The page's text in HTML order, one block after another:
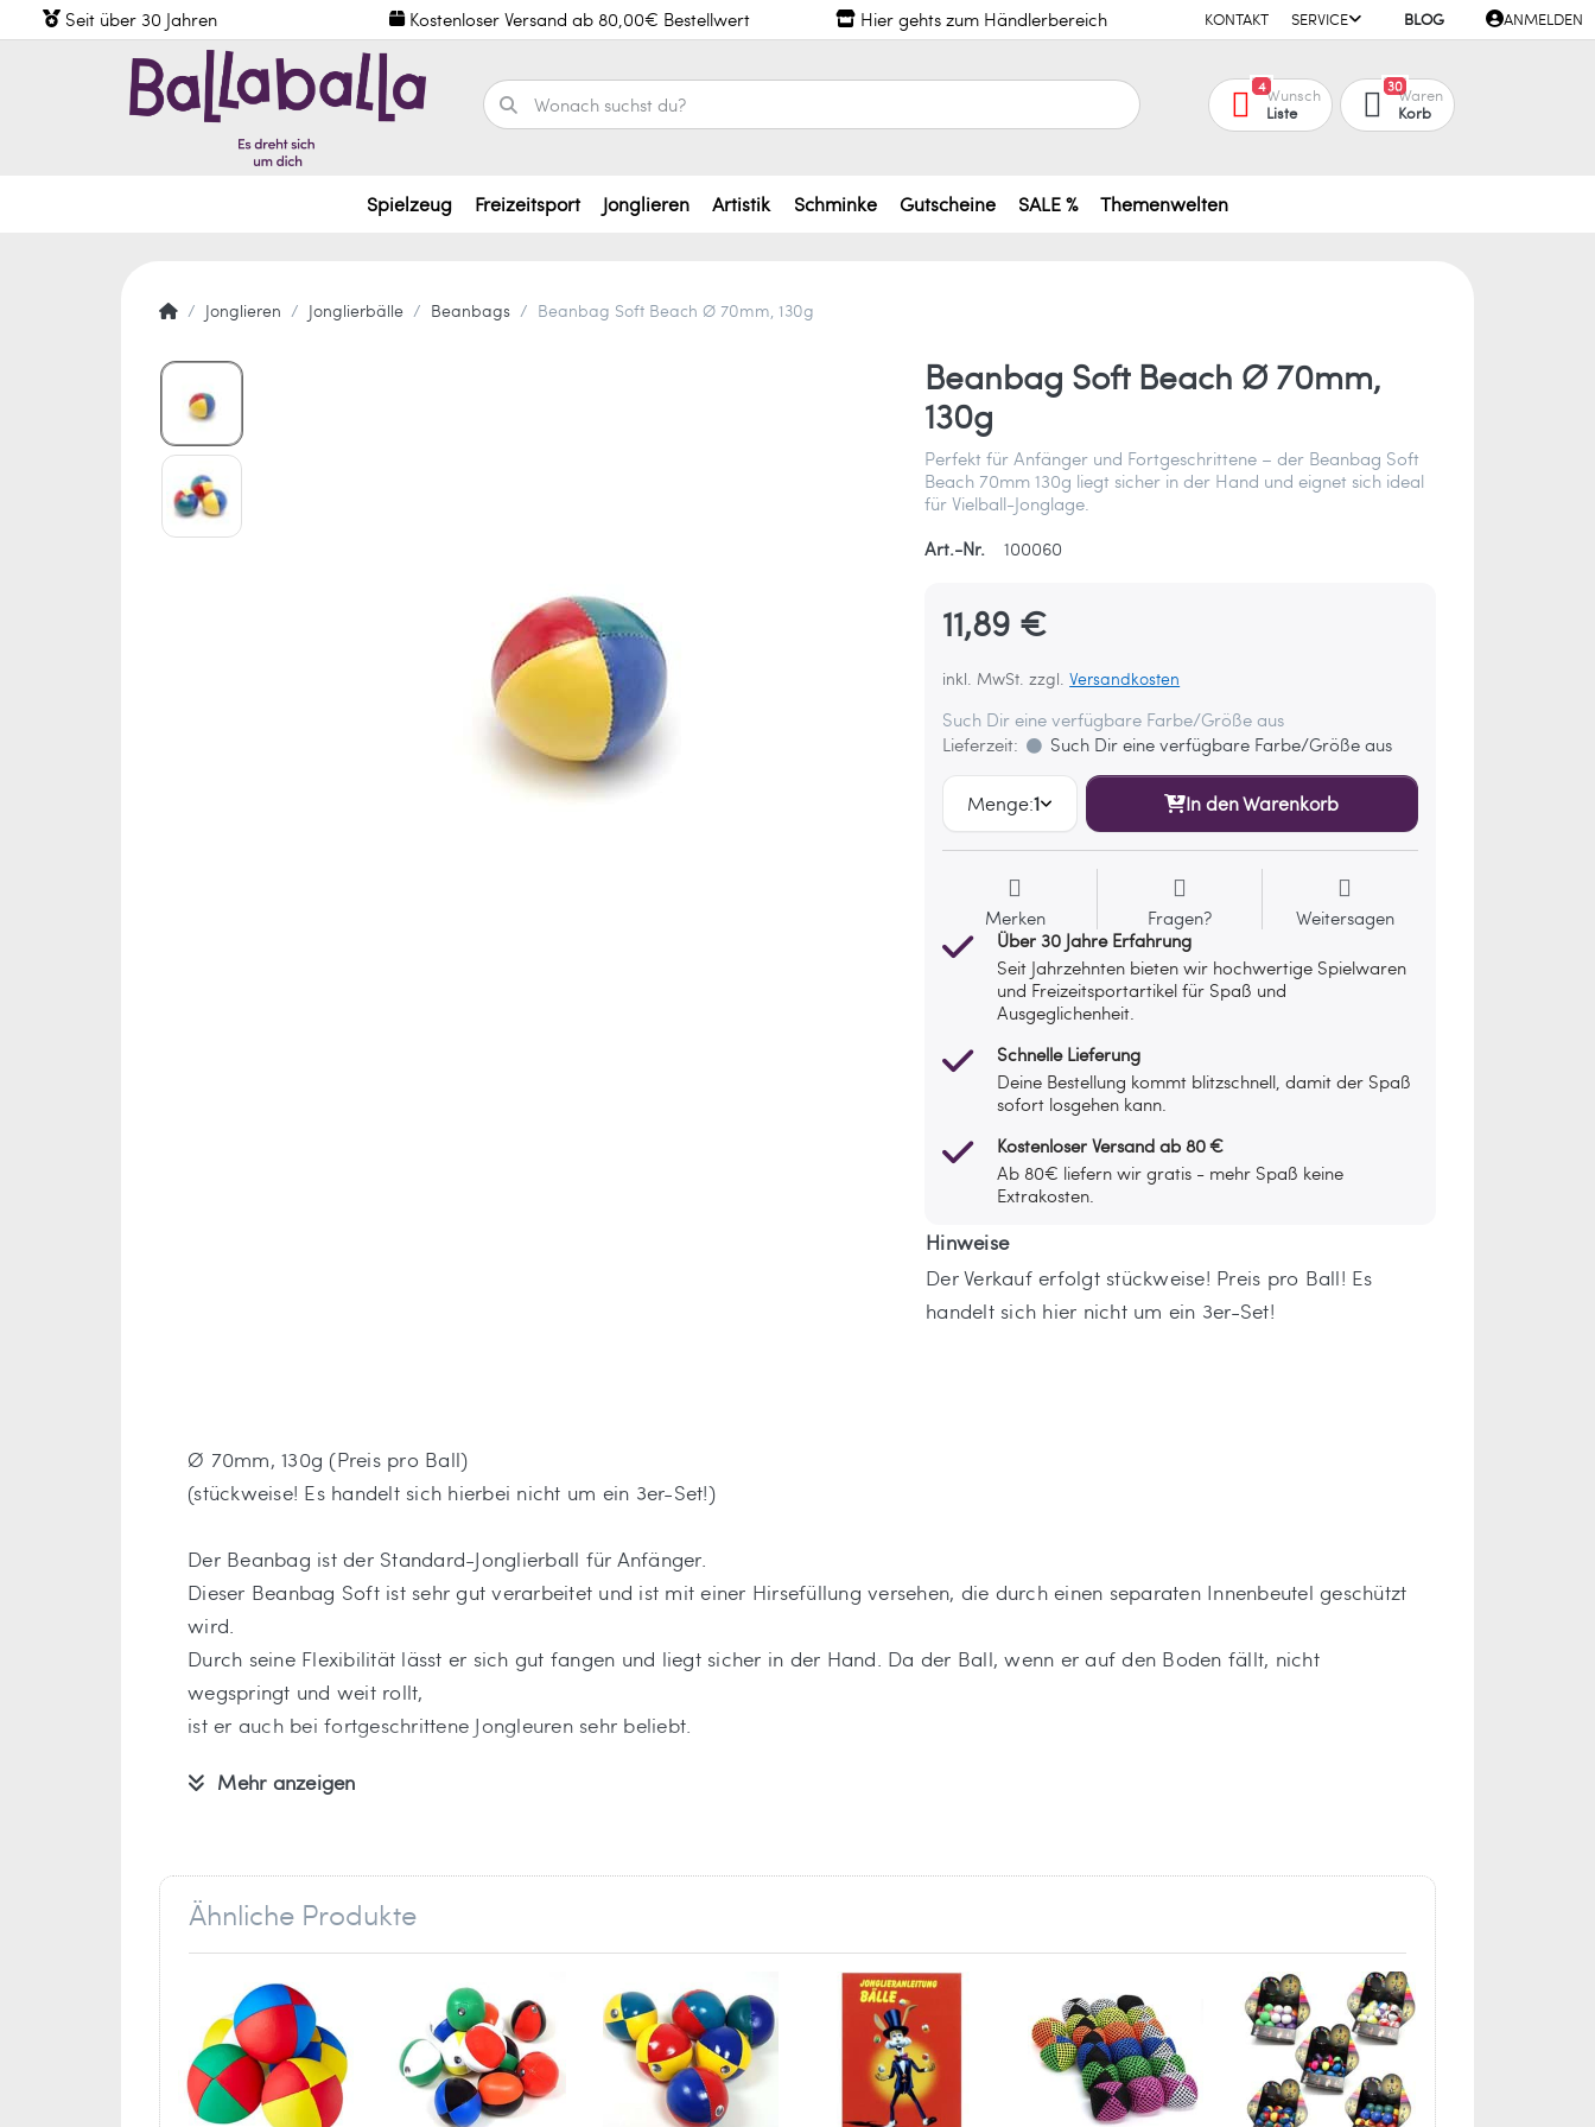
Seit über 30 Jahren Kostenloser Versand ab 80,00€ Bestellwert Hier gehts zum Händlerbereich KONTAKT SERVICE BLOG ANMELDEN
4Wunsch
Liste
30Waren
Korb
Spielzeug Freizeitsport Jonglieren Artistik Schminke Gutscheine SALE % Themenwelten
Jonglieren Jonglierbälle Beanbags Beanbag Soft Beach Ø 70mm, 130g
Beanbag Soft Beach Ø 70mm,
130g
Perfekt für Anfänger und Fortgeschrittene – der Beanbag Soft
Beach 70mm 130g liegt sicher in der Hand und eignet sich ideal
für Vielball-Jonglage.
Art.-Nr.
100060
11,89 €
inkl. MwSt. zzgl.Versandkosten
Such Dir eine verfügbare Farbe/Größe aus
Lieferzeit:
Such Dir eine verfügbare Farbe/Größe aus
Menge:1 In den Warenkorb
Merken Fragen?
Weitersagen
Über 30 Jahre Erfahrung
Seit Jahrzehnten bieten wir hochwertige Spielwaren
und Freizeitsportartikel für Spaß und
Ausgeglichenheit.
Schnelle Lieferung
Deine Bestellung kommt blitzschnell, damit der Spaß
sofort losgehen kann.
Kostenloser Versand ab 80 €
Ab 80€ liefern wir gratis - mehr Spaß keine
Extrakosten.
Hinweise
Der Verkauf erfolgt stückweise! Preis pro Ball! Es
handelt sich hier nicht um ein 3er-Set!
Ø 70mm, 130g (Preis pro Ball)
(stückweise! Es handelt sich hierbei nicht um ein 3er-Set!)
Der Beanbag ist der Standard-Jonglierball für Anfänger.
Dieser Beanbag Soft ist sehr gut verarbeitet und ist mit einer Hirsefüllung versehen, die durch einen separaten Innenbeutel geschützt
wird.
Durch seine Flexibilität lässt er sich gut fangen und liegt sicher in der Hand. Da der Ball, wenn er auf den Boden fällt, nicht
wegspringt und weit rollt,
ist er auch bei fortgeschrittene Jongleuren sehr beliebt.
Mit dem Beanbag kann man sehr gut die Vielball-Jonglage (4-, 5-, 6- Balljonglage) üben.
Verantwortlich für dieses Produkt ist der in der EU ansässige Wirtschaftsakteur
Ballaballa - Spielwaren und Freizeitsport GmbH
Marc Rüger
Stockder Str. 23
42857 Remscheid
Mehr anzeigen
Ähnliche Produkte